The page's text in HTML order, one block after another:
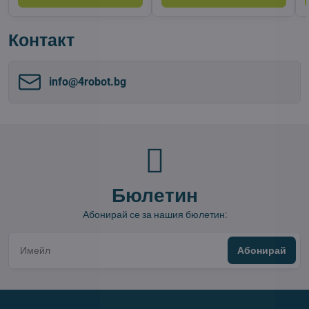
Контакт
info​@4robot​.bg
Бюлетин
Абонирай се за нашия бюлетин:
Абонирай